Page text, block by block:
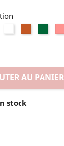
AU PANIER
stock